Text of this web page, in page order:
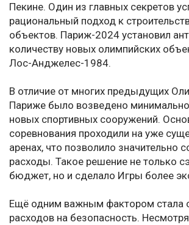
Пекине. Один из главных секретов
рациональный подход к
объектов. Париж-2024 установил
количеству новых олимпийских
Лос-Анджелес-1984.
В отличие от многих предыдущих
Париже было возведено
новых спортивных сооружений.
соревнования проходили на уже
аренах, что позволило значительно
расходы. Такое решение не только
бюджет, но и сделало Игры более
Ещё одним важным фактором стала
расходов на безопасность.